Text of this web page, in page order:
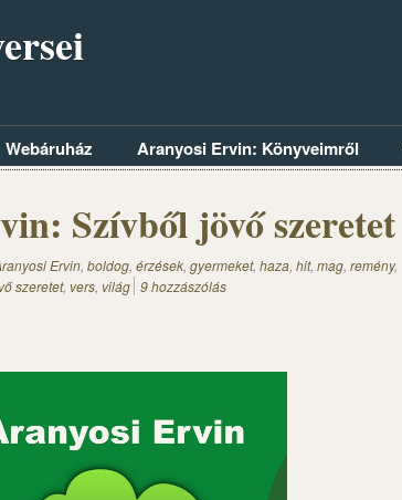
Webáruház Aranyosi Ervin: Könyveimről
Szívből jövő szeretet
Ervin, boldog, érzések, gyermeket, haza, hit, mag, remény,
szeretet, vers, világ 9 hozzászólás